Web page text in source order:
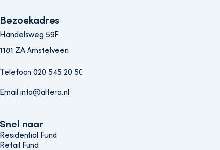
Bezoekadres
Handelsweg 59F
1181 ZA Amstelveen
Telefoon 020 545 20 50
Email info@altera.nl
Snel naar
Snel naar
Residential Fund
Retail Fund